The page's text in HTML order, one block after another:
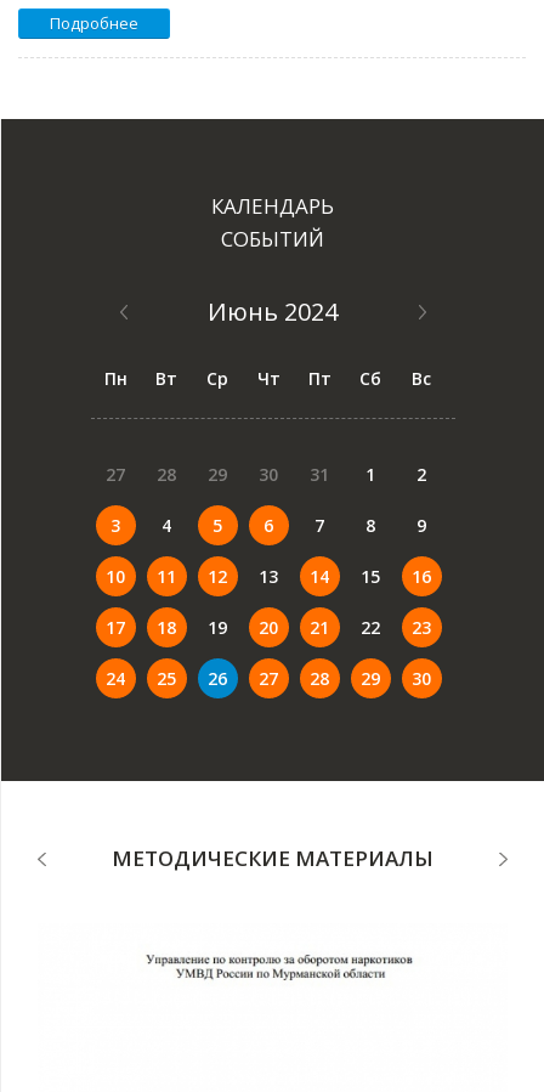
Подробнее
КАЛЕНДАРЬ
СОБЫТИЙ
Июнь 2024
Пн Вт Ср Чт Пт Сб Вс
27 28 29 30 31 1 2
3 4 5 6 7 8 9
10 11 12 13 14 15 16
17 18 19 20 21 22 23
24 25 26 27 28 29 30
МЕТОДИЧЕСКИЕ МАТЕРИАЛЫ